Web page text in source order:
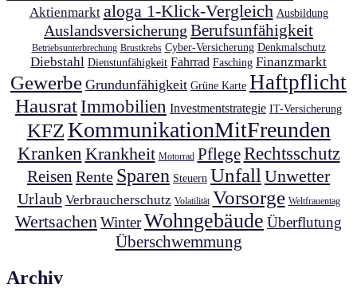
Aktienmarkt aloga 1-Klick-Vergleich Ausbildung
Auslandsversicherung Berufsunfähigkeit
Betriebsunterbrechung Brustkrebs Cyber-Versicherung Denkmalschutz
Diebstahl Dienstunfähigkeit Fahrrad Fasching Finanzmarkt
Gewerbe Grundunfähigkeit Grüne Karte Haftpflicht
HausratImmobilien Investmentstrategie IT-Versicherung
KFZKommunikationMitFreunden
Kranken Krankheit Motorrad Pflege Rechtsschutz
Reisen Rente Sparen Steuern UnfallUnwetter
Urlaub Verbraucherschutz Volatilität Vorsorge Weltfrauentag
WertsachenWinterWohngebäude Überflutung
Überschwemmung
Archiv